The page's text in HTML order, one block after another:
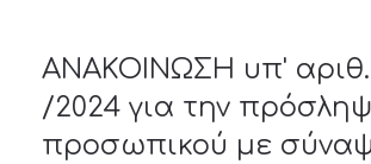
ΑΝΑΚΟΙΝΩΣΗ υπ'
/2024 για την
προσωπικού με